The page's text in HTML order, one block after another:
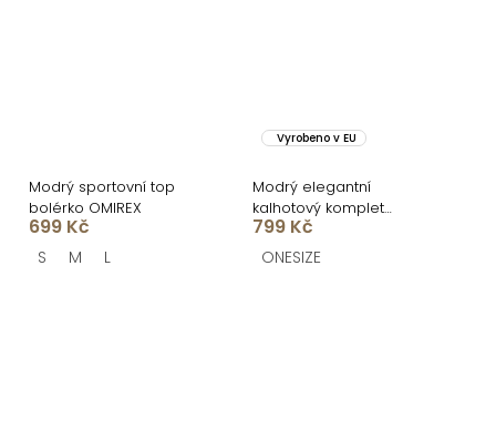
Modrý sportovní top
bolérko OMIREX
699 Kč
S M L
Vyrobeno v EU
Modrý elegantní
kalhotový komplet
LORINA
799 Kč
ONESIZE